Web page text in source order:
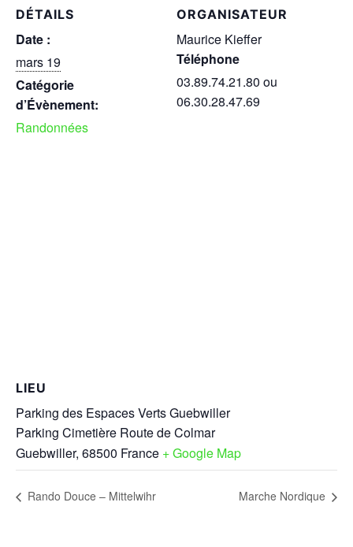
DÉTAILS
Date :
mars 19
Catégorie
d’Évènement:
Randonnées
ORGANISATEUR
Maurice Kieffer
Téléphone
03.89.74.21.80 ou
06.30.28.47.69
LIEU
Parking des Espaces Verts Guebwiller
Parking Cimetière Route de Colmar
Guebwiller, 68500 France + Google Map
Rando Douce – Mittelwihr Marche Nordique